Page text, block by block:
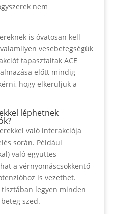
nem
is óvatosan kell
vesebetegségük
tapasztaltak ACE
előtt mindig
hogy elkerüljük a
léphetnek
való interakciója
során. Például
való együttes
a vérnyomáscsökkentő
is vezethet.
tisztában legyen minden
szed.